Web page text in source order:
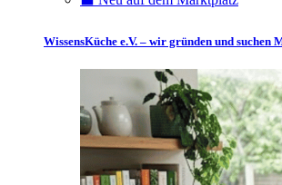
WissensKüche e.V. – wir gründen und